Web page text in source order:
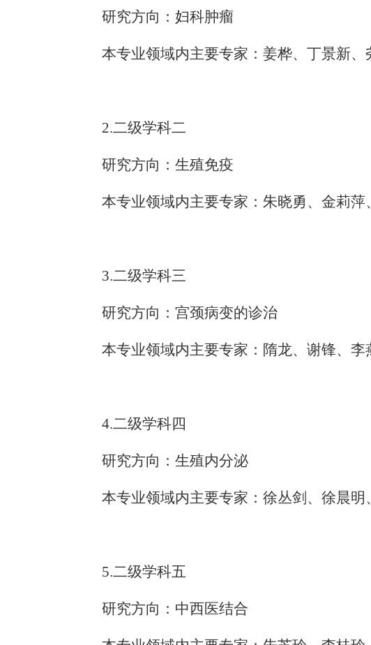
研究方向：妇科肿瘤
本专业领域内主要专家：姜桦、丁景新
2.二级学科二
研究方向：生殖免疫
本专业领域内主要专家：朱晓勇、金莉萍
3.二级学科三
研究方向：宫颈病变的诊治
本专业领域内主要专家：隋龙、谢锋、李
4.二级学科四
研究方向：生殖内分泌
本专业领域内主要专家：徐丛剑、徐晨
5.二级学科五
研究方向：中西医结合